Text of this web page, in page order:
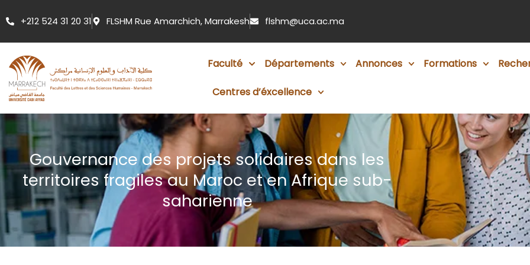
au
+212 524 31 20 31 FLSHM Rue Amarchich, Marrakesh flshm@uca.ac.ma
Faculté Départements Annonces Formations
Centres d’éxcellence
Gouvernance des projets solidaires dans les
territoires fragiles au Maroc et en Afrique sub-
saharienne